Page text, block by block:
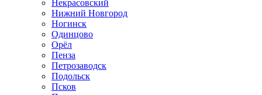
Некрасовский
Нижний Новгород
Ногинск
Одинцово
Орёл
Пенза
Петрозаводск
Подольск
Псков